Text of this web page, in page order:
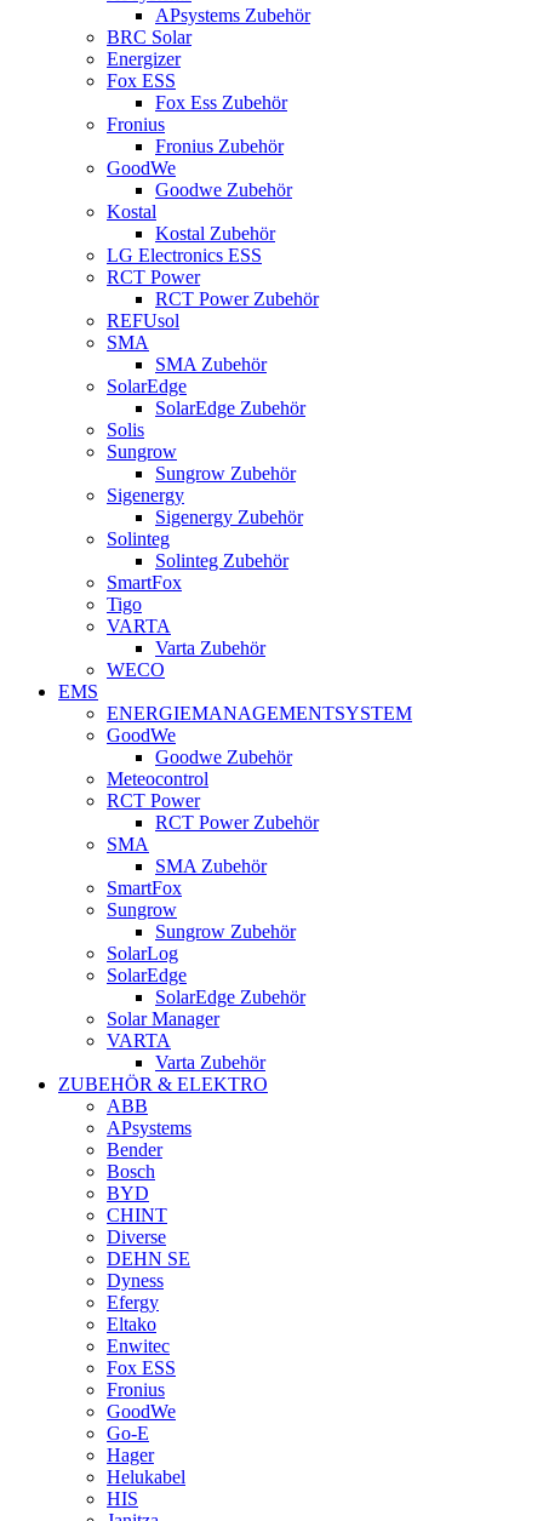
APsystems Zubehör
BRC Solar
Energizer
Fox ESS
Fox Ess Zubehör
Fronius
Fronius Zubehör
GoodWe
Goodwe Zubehör
Kostal
Kostal Zubehör
LG Electronics ESS
RCT Power
RCT Power Zubehör
REFUsol
SMA
SMA Zubehör
SolarEdge
SolarEdge Zubehör
Solis
Sungrow
Sungrow Zubehör
Sigenergy
Sigenergy Zubehör
Solinteg
Solinteg Zubehör
SmartFox
Tigo
VARTA
Varta Zubehör
WECO
EMS
ENERGIEMANAGEMENTSYSTEM
GoodWe
Goodwe Zubehör
Meteocontrol
RCT Power
RCT Power Zubehör
SMA
SMA Zubehör
SmartFox
Sungrow
Sungrow Zubehör
SolarLog
SolarEdge
SolarEdge Zubehör
Solar Manager
VARTA
Varta Zubehör
ZUBEHÖR & ELEKTRO
ABB
APsystems
Bender
Bosch
BYD
CHINT
Diverse
DEHN SE
Dyness
Efergy
Eltako
Enwitec
Fox ESS
Fronius
GoodWe
Go-E
Hager
Helukabel
HIS